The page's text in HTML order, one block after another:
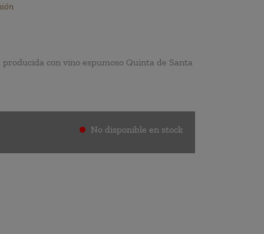
con vino espumoso Quinta de Santa
. No disponible en stock